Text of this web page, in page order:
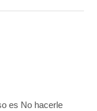
es No hacerle